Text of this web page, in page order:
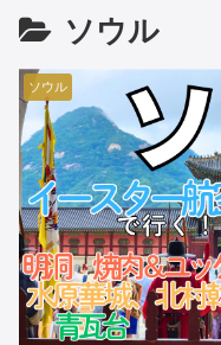
ソウル
ソウル